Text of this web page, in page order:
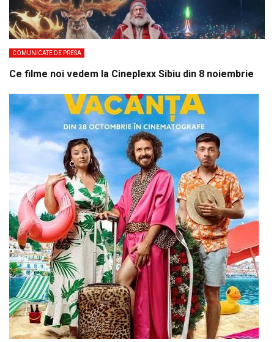
COMUNICATE DE PRESA
Ce filme noi vedem la Cineplexx Sibiu din 8 noiembrie